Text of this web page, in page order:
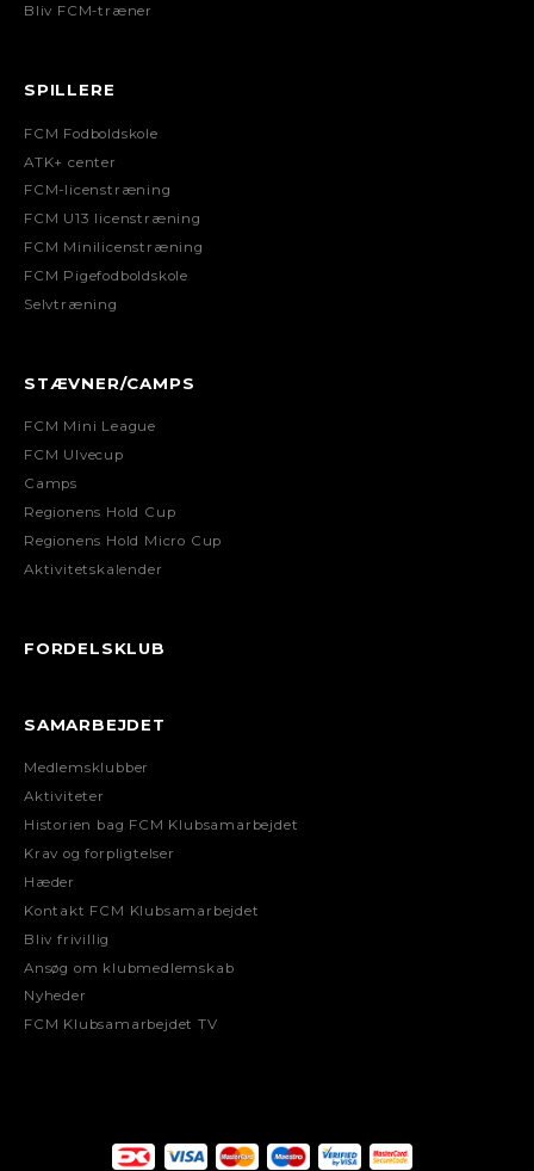
Bliv FCM-træner
SPILLERE
FCM Fodboldskole
ATK+ center
FCM-licenstræning
FCM U13 licenstræning
FCM Minilicenstræning
FCM Pigefodboldskole
Selvtræning
STÆVNER/CAMPS
FCM Mini League
FCM Ulvecup
Camps
Regionens Hold Cup
Regionens Hold Micro Cup
Aktivitetskalender
FORDELSKLUB
SAMARBEJDET
Medlemsklubber
Aktiviteter
Historien bag FCM Klubsamarbejdet
Krav og forpligtelser
Hæder
Kontakt FCM Klubsamarbejdet
Bliv frivillig
Ansøg om klubmedlemskab
Nyheder
FCM Klubsamarbejdet TV